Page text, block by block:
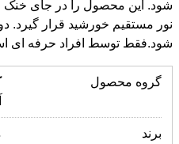
شود.فقط توسط افراد حرفه ای
گروه محصول
برند